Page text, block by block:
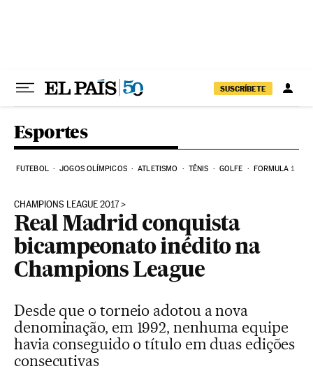
SUSCRÍBETE
Esportes
FUTEBOL JOGOS OLÍMPICOS ATLETISMO TÊNIS GOLFE FORMULA 1
CHAMPIONS LEAGUE 2017
Real Madrid conquista
bicampeonato inédito na
Champions League
Desde que o torneio adotou a nova
denominação, em 1992, nenhuma equipe
havia conseguido o título em duas edições
consecutivas